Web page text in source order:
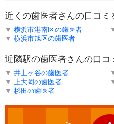
近くの歯医者さんの口コミ
▼ 横浜市港南区の歯医者
▼ 横浜市旭区の歯医者
近隣駅の歯医者さんの口コ
▼ 井土ヶ谷の歯医者
▼ 上大岡の歯医者
▼ 杉田の歯医者